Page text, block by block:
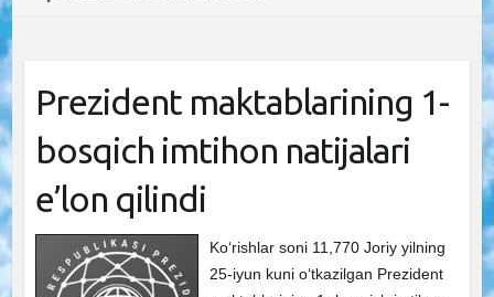
Prezident maktablarining 1-
bosqich imtihon natijalari
e’lon qilindi
Ko‘rishlar soni 11,770 Joriy yilning
25-iyun kuni o‘tkazilgan Prezident